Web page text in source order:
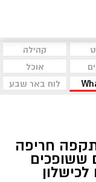
קהילה
אוכל
לוח באר שבע
חריפה
ששופכים